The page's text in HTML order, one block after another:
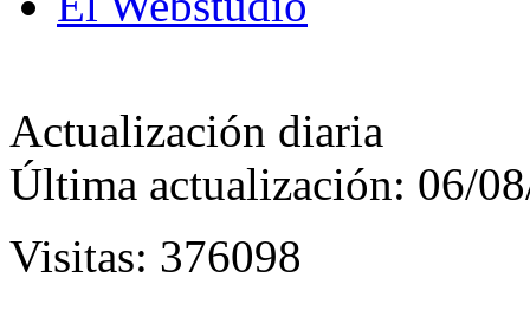
Actualización diaria
Última actualización: 06/
Visitas: 376098